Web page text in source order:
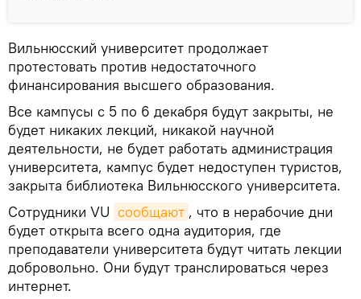
Вильнюсский университет продолжает
протестовать против недостаточного
финансирования высшего образования.
Все кампусы с 5 по 6 декабря будут закрыты, не
будет никаких лекций, никакой научной
деятельности, не будет работать администрация
университета, кампус будет недоступен туристов,
закрыта библиотека Вильнюсского университета.
Сотрудники VU сообщают , что в нерабочие дни
будет открыта всего одна аудитория, где
преподаватели университета будут читать лекции
добровольно. Они будут транслироваться через
интернет.